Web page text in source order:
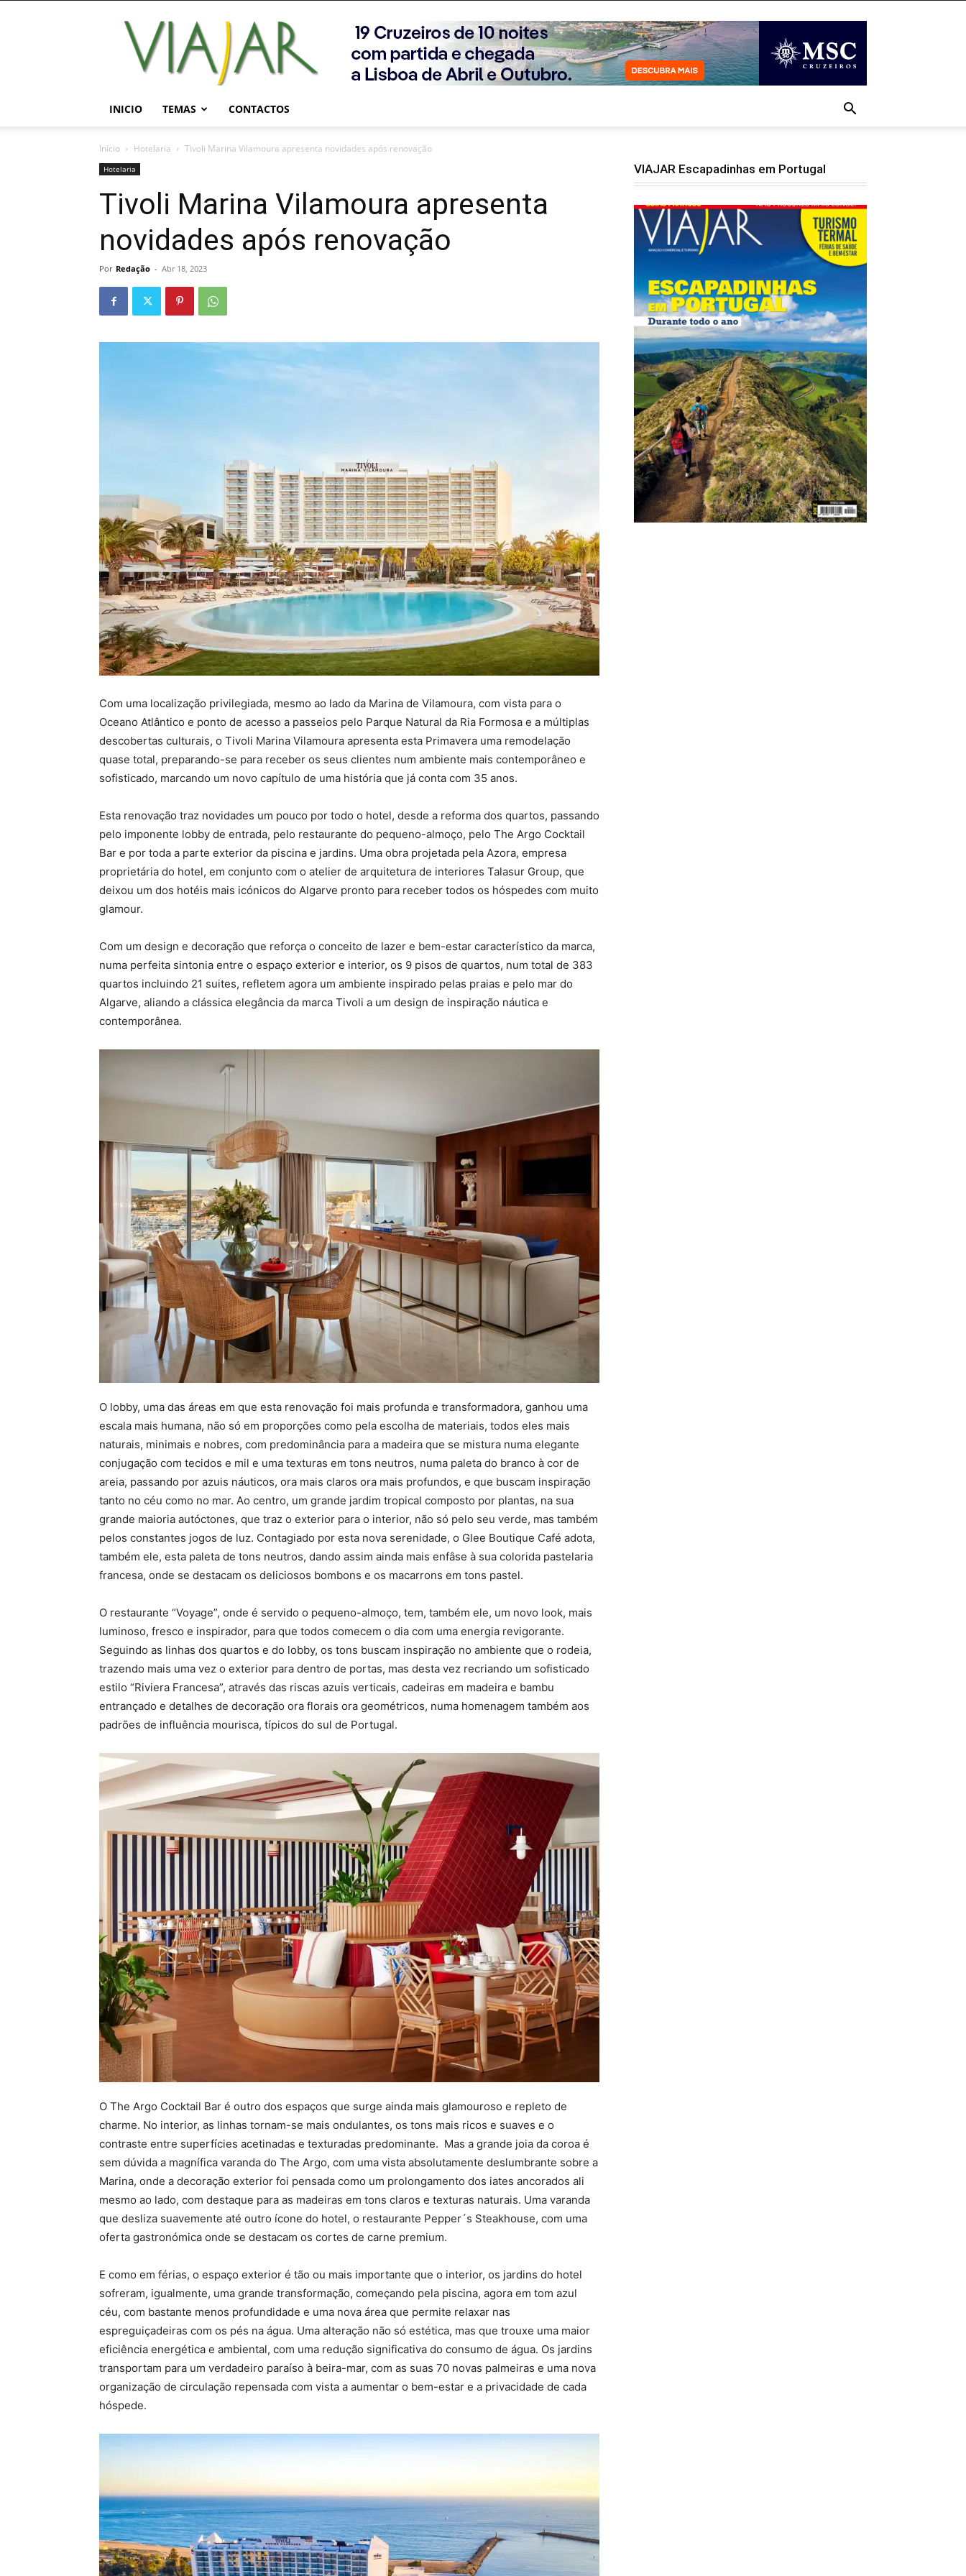
Viajar
Magazine
Online
INICIO TEMAS CONTACTOS
Início Hotelaria Tivoli Marina Vilamoura apresenta novidades após renovação
Hotelaria
Tivoli Marina Vilamoura apresenta
novidades após renovação
Por Redação - Abr 18, 2023
Com uma localização privilegiada, mesmo ao lado da Marina de Vilamoura, com vista para o
Oceano Atlântico e ponto de acesso a passeios pelo Parque Natural da Ria Formosa e a múltiplas
descobertas culturais, o Tivoli Marina Vilamoura apresenta esta Primavera uma remodelação
quase total, preparando-se para receber os seus clientes num ambiente mais contemporâneo e
sofisticado, marcando um novo capítulo de uma história que já conta com 35 anos.
Esta renovação traz novidades um pouco por todo o hotel, desde a reforma dos quartos, passando
pelo imponente lobby de entrada, pelo restaurante do pequeno-almoço, pelo The Argo Cocktail
Bar e por toda a parte exterior da piscina e jardins. Uma obra projetada pela Azora, empresa
proprietária do hotel, em conjunto com o atelier de arquitetura de interiores Talasur Group, que
deixou um dos hotéis mais icónicos do Algarve pronto para receber todos os hóspedes com muito
glamour.
Com um design e decoração que reforça o conceito de lazer e bem-estar característico da marca,
numa perfeita sintonia entre o espaço exterior e interior, os 9 pisos de quartos, num total de 383
quartos incluindo 21 suites, refletem agora um ambiente inspirado pelas praias e pelo mar do
Algarve, aliando a clássica elegância da marca Tivoli a um design de inspiração náutica e
contemporânea.
O lobby, uma das áreas em que esta renovação foi mais profunda e transformadora, ganhou uma
escala mais humana, não só em proporções como pela escolha de materiais, todos eles mais
naturais, minimais e nobres, com predominância para a madeira que se mistura numa elegante
conjugação com tecidos e mil e uma texturas em tons neutros, numa paleta do branco à cor de
areia, passando por azuis náuticos, ora mais claros ora mais profundos, e que buscam inspiração
tanto no céu como no mar. Ao centro, um grande jardim tropical composto por plantas, na sua
grande maioria autóctones, que traz o exterior para o interior, não só pelo seu verde, mas também
pelos constantes jogos de luz. Contagiado por esta nova serenidade, o Glee Boutique Café adota,
também ele, esta paleta de tons neutros, dando assim ainda mais enfâse à sua colorida pastelaria
francesa, onde se destacam os deliciosos bombons e os macarrons em tons pastel.
O restaurante “Voyage”, onde é servido o pequeno-almoço, tem, também ele, um novo look, mais
luminoso, fresco e inspirador, para que todos comecem o dia com uma energia revigorante.
Seguindo as linhas dos quartos e do lobby, os tons buscam inspiração no ambiente que o rodeia,
trazendo mais uma vez o exterior para dentro de portas, mas desta vez recriando um sofisticado
estilo “Riviera Francesa”, através das riscas azuis verticais, cadeiras em madeira e bambu
entrançado e detalhes de decoração ora florais ora geométricos, numa homenagem também aos
padrões de influência mourisca, típicos do sul de Portugal.
O The Argo Cocktail Bar é outro dos espaços que surge ainda mais glamouroso e repleto de
charme. No interior, as linhas tornam-se mais ondulantes, os tons mais ricos e suaves e o
contraste entre superfícies acetinadas e texturadas predominante. Mas a grande joia da coroa é
sem dúvida a magnífica varanda do The Argo, com uma vista absolutamente deslumbrante sobre a
Marina, onde a decoração exterior foi pensada como um prolongamento dos iates ancorados ali
mesmo ao lado, com destaque para as madeiras em tons claros e texturas naturais. Uma varanda
que desliza suavemente até outro ícone do hotel, o restaurante Pepper´s Steakhouse, com uma
oferta gastronómica onde se destacam os cortes de carne premium.
E como em férias, o espaço exterior é tão ou mais importante que o interior, os jardins do hotel
sofreram, igualmente, uma grande transformação, começando pela piscina, agora em tom azul
céu, com bastante menos profundidade e uma nova área que permite relaxar nas
espreguiçadeiras com os pés na água. Uma alteração não só estética, mas que trouxe uma maior
eficiência energética e ambiental, com uma redução significativa do consumo de água. Os jardins
transportam para um verdadeiro paraíso à beira-mar, com as suas 70 novas palmeiras e uma nova
organização de circulação repensada com vista a aumentar o bem-estar e a privacidade de cada
hóspede.
VIAJAR Escapadinhas em Portugal